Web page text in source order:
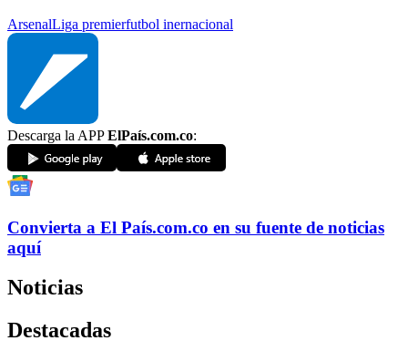
ArsenalLiga premierfutbol inernacional
Descarga la APPElPaís.com.co:
Convierta a El País.com.co en su fuente de noticias
aquí
Noticias
Destacadas